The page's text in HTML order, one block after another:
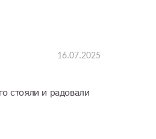
16.07.2025
стояли и радовали